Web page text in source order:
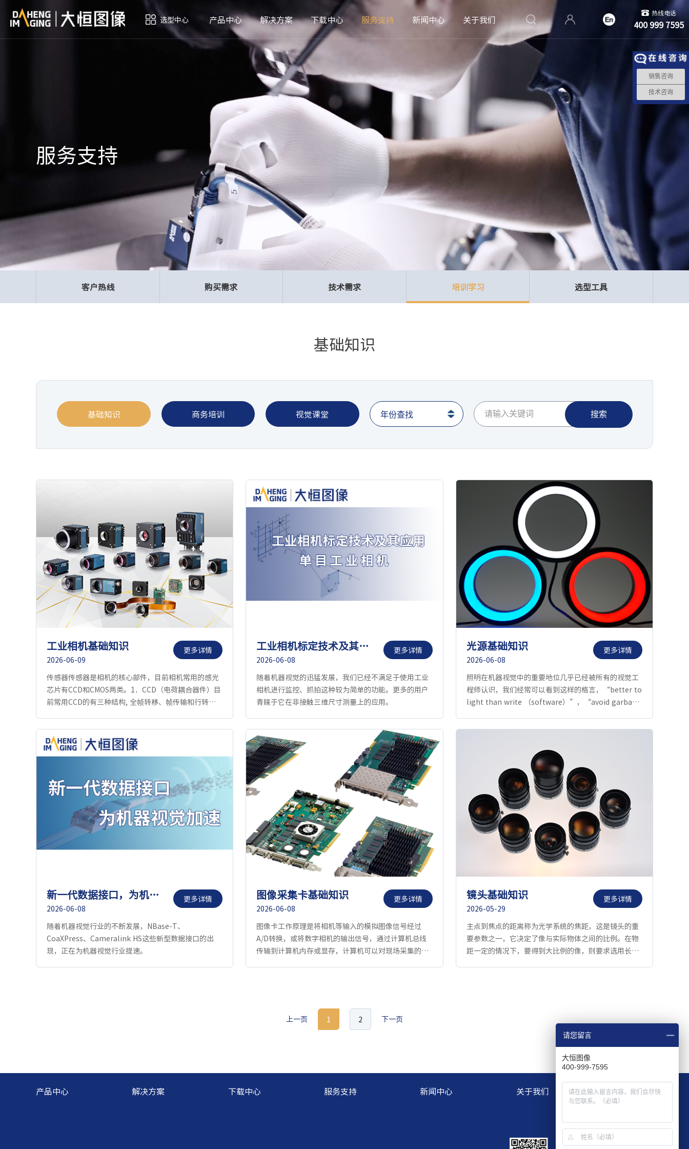
选型中心 产品中心 解决方案 下载中心 服务支持 新闻中心 关于我们
热线电话
400 999 7595
服务支持
客户热线 购买需求 技术需求 培训学习 选型工具
基础知识
基础知识 商务培训 视觉课堂
工业相机基础知识
2026-06-09
传感器传感器是相机的核心部件，目前相机常用的感光
芯片有CCD和CMOS两类。1．CCD（电荷耦合器件）目
前常用CCD的有三种结构, 全帧转移、帧传输和行转
更多详情 工业相机标定技术及其应用——单目工业相机
2026-06-08
随着机器视觉的迅猛发展，我们已经不满足于使用工业
相机进行监控、抓拍这种较为简单的功能。更多的用户
青睐于它在非接触三维尺寸测量上的应用。
更多详情 光源基础知识
2026-06-08
照明在机器视觉中的重要地位几乎已经被所有的视觉工
程师认识，我们经常可以看到这样的格言，“better to
light than write （software）”，“avoid garbage
来的问题是我们如何选择光源、设计照明系统，最终获
更多详情
新一代数据接口，为机器视觉加速
2026-06-08
随着机器视觉行业的不断发展，NBase-T、
CoaXPress、Cameralink HS这些新型数据接口的出
现，正在为机器视觉行业提速。
更多详情 图像采集卡基础知识
2026-06-08
图像卡工作原理是将相机等输入的模拟图像信号经过
A/D转换，或将数字相机的输出信号，通过计算机总线
传输到计算机内存或显存，计算机可以对现场采集的图
更多详情 镜头基础知识
2026-05-29
主点到焦点的距离称为光学系统的焦距，这是镜头的重
要参数之一，它决定了像与实际物体之间的比例。在物
距一定的情况下，要得到大比例的像，则要求选用长焦
更多详情
上一页 1 2 下一页
产品中心 解决方案 下载中心 服务支持 新闻中心 关于我们
销售咨询
技术咨询
请您留言
大恒图像
400-999-7595